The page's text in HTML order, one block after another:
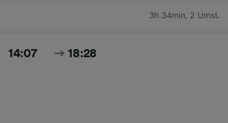
3h 34min, 2 Umst.
14:07 18:28